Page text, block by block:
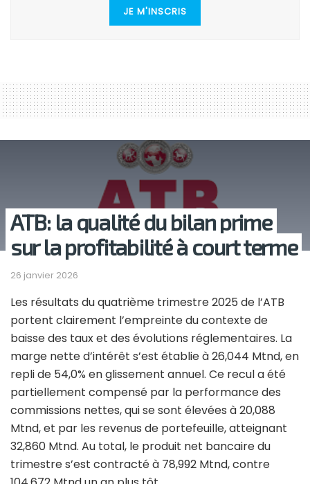
JE M'INSCRIS
ATB: la qualité du bilan prime
sur la profitabilité à court terme
26 janvier 2026
Les résultats du quatrième trimestre 2025 de l’ATB
portent clairement l’empreinte du contexte de
baisse des taux et des évolutions réglementaires. La
marge nette d’intérêt s’est établie à 26,044 Mtnd, en
repli de 54,0% en glissement annuel. Ce recul a été
partiellement compensé par la performance des
commissions nettes, qui se sont élevées à 20,088
Mtnd, et par les revenus de portefeuille, atteignant
32,860 Mtnd. Au total, le produit net bancaire du
trimestre s’est contracté à 78,992 Mtnd, contre